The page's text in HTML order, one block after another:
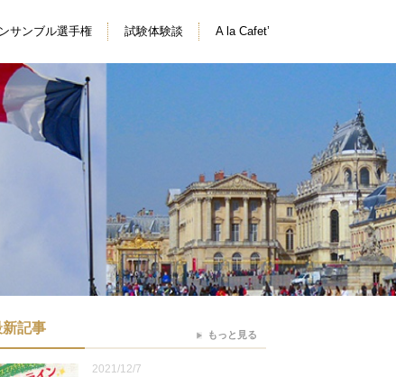
サンブル選手権 試験体験談 A la Cafet’
新記事
2021/12/7
もっと見る